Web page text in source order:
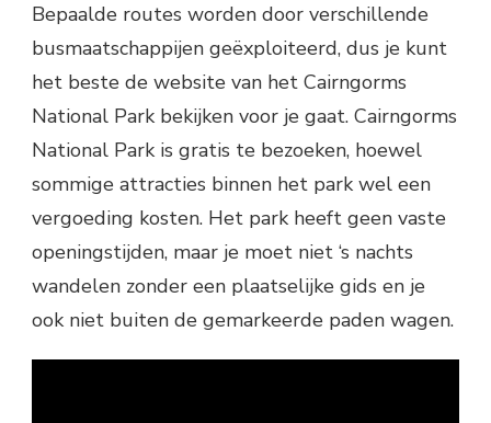
Bepaalde routes worden door verschillende
busmaatschappijen geëxploiteerd, dus je kunt
het beste de website van het Cairngorms
National Park bekijken voor je gaat. Cairngorms
National Park is gratis te bezoeken, hoewel
sommige attracties binnen het park wel een
vergoeding kosten. Het park heeft geen vaste
openingstijden, maar je moet niet ‘s nachts
wandelen zonder een plaatselijke gids en je
ook niet buiten de gemarkeerde paden wagen.